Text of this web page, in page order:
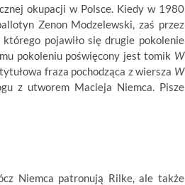
okupacji w Polsce. Kiedy w 1980
Zenon Modzelewski, zaś przez
pojawiło się drugie pokolenie
pokoleniu poświęcony jest tomik W
fraza pochodząca z wiersza W
z utworem Macieja Niemca. Pisze
Niemca patronują Rilke, ale także